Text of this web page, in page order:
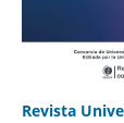
Revista